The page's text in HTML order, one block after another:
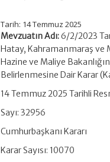
Tarih: 14 Temmuz 2025
Mevzuatın Adı:6/2/2023
Hatay, Kahramanmaraş ve
Hazine ve Maliye
Belirlenmesine Dair Karar
14 Temmuz 2025 Tarihli
Sayı: 32956
Cumhurbaşkanı Kararı
Karar Sayısı: 10070